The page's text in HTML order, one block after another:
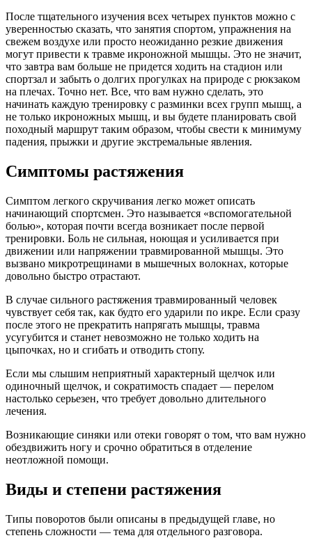
После тщательного изучения всех четырех пунктов можно с
уверенностью сказать, что занятия спортом, упражнения на
свежем воздухе или просто неожиданно резкие движения
могут привести к травме икроножной мышцы. Это не значит,
что завтра вам больше не придется ходить на стадион или
спортзал и забыть о долгих прогулках на природе с рюкзаком
на плечах. Точно нет. Все, что вам нужно сделать, это
начинать каждую тренировку с разминки всех групп мышц, а
не только икроножных мышц, и вы будете планировать свой
походный маршрут таким образом, чтобы свести к минимуму
падения, прыжки и другие экстремальные явления.
Симптомы растяжения
Симптом легкого скручивания легко может описать
начинающий спортсмен. Это называется «вспомогательной
болью», которая почти всегда возникает после первой
тренировки. Боль не сильная, ноющая и усиливается при
движении или напряжении травмированной мышцы. Это
вызвано микротрещинами в мышечных волокнах, которые
довольно быстро отрастают.
В случае сильного растяжения травмированный человек
чувствует себя так, как будто его ударили по икре. Если сразу
после этого не прекратить напрягать мышцы, травма
усугубится и станет невозможно не только ходить на
цыпочках, но и сгибать и отводить стопу.
Если мы слышим неприятный характерный щелчок или
одиночный щелчок, и сократимость спадает — перелом
настолько серьезен, что требует довольно длительного
лечения.
Возникающие синяки или отеки говорят о том, что вам нужно
обездвижить ногу и срочно обратиться в отделение
неотложной помощи.
Виды и степени растяжения
Типы поворотов были описаны в предыдущей главе, но
степень сложности — тема для отдельного разговора.